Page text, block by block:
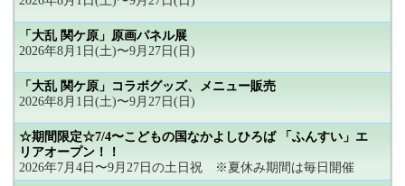
「大乱 関ケ原」原画パネル展
2026年8月1日(土)〜9月27日(日)
「大乱 関ケ原」コラボグッズ、メニュー販売
2026年8月1日(土)〜9月27日(日)
☆期間限定☆7/4〜こどもの国なかよしひろば 「ふんすい」エ
リアオープン！！
2026年7月4日〜9月27日の土日祝 ※夏休み期間は毎日開催